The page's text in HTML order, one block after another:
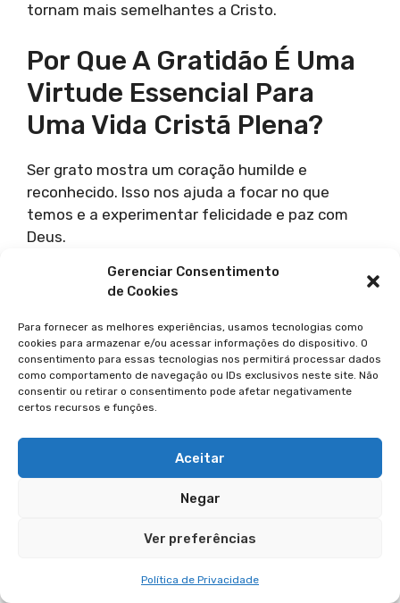
Gerenciar Consentimento
de Cookies
Para fornecer as melhores experiências, usamos tecnologias como
cookies para armazenar e/ou acessar informações do dispositivo. O
consentimento para essas tecnologias nos permitirá processar dados
como comportamento de navegação ou IDs exclusivos neste site. Não
consentir ou retirar o consentimento pode afetar negativamente
certos recursos e funções.
Aceitar
Negar
Ver preferências
Política de Privacidade
tornam mais semelhantes a Cristo.
Por Que A Gratidão É Uma
Virtude Essencial Para
Uma Vida Cristã Plena?
Ser grato mostra um coração humilde e
reconhecido. Isso nos ajuda a focar no que
temos e a experimentar felicidade e paz com
Deus.
Como A Fé E A Esperança
Sustentam O Cristão?
A fé nos sustenta quando tudo parece incerto.
A esperança nos dá confiança em Deus, mesmo
em situações difíceis. Essas virtudes nos
Qual A Importância Da
Caridade E Do Perdão Na
Vida Cristã?
A caridade mostra o amor ao próximo. O perdão